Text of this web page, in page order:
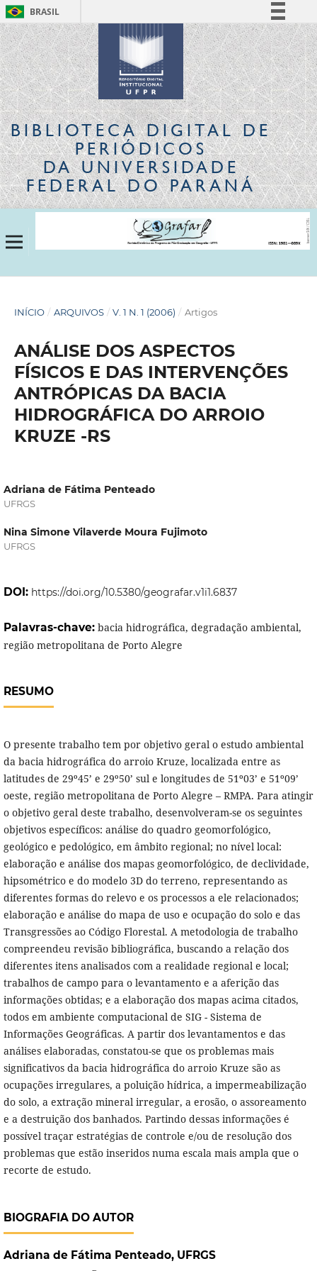
BRASIL
Simplifique!
Comunica BR
Participe
Acesso à informação
Legislação
Canais
BIBLIOTECA DIGITALDE
PERIÓDICOS
DA UNIVERSIDADE
FEDERAL DO PARANÁ
INÍCIO / ARQUIVOS / V. 1 N. 1 (2006) / Artigos
ANÁLISE DOS ASPECTOS
FÍSICOS E DAS INTERVENÇÕES
ANTRÓPICAS DA BACIA
HIDROGRÁFICA DO ARROIO
KRUZE -RS
Adriana de Fátima Penteado
UFRGS
Nina Simone Vilaverde Moura Fujimoto
UFRGS
DOI: https://doi.org/10.5380/geografar.v1i1.6837
Palavras-chave: bacia hidrográfica, degradação ambiental,
região metropolitana de Porto Alegre
RESUMO
O presente trabalho tem por objetivo geral o estudo ambiental
da bacia hidrográfica do arroio Kruze, localizada entre as
latitudes de 29º45’ e 29º50’ sul e longitudes de 51º03’ e 51º09’
oeste, região metropolitana de Porto Alegre – RMPA. Para atingir
o objetivo geral deste trabalho, desenvolveram-se os seguintes
objetivos específicos: análise do quadro geomorfológico,
geológico e pedológico, em âmbito regional; no nível local:
elaboração e análise dos mapas geomorfológico, de declividade,
hipsométrico e do modelo 3D do terreno, representando as
diferentes formas do relevo e os processos a ele relacionados;
elaboração e análise do mapa de uso e ocupação do solo e das
Transgressões ao Código Florestal. A metodologia de trabalho
compreendeu revisão bibliográfica, buscando a relação dos
diferentes itens analisados com a realidade regional e local;
trabalhos de campo para o levantamento e a aferição das
informações obtidas; e a elaboração dos mapas acima citados,
todos em ambiente computacional de SIG - Sistema de
Informações Geográficas. A partir dos levantamentos e das
análises elaboradas, constatou-se que os problemas mais
significativos da bacia hidrográfica do arroio Kruze são as
ocupações irregulares, a poluição hídrica, a impermeabilização
do solo, a extração mineral irregular, a erosão, o assoreamento
e a destruição dos banhados. Partindo dessas informações é
possível traçar estratégias de controle e/ou de resolução dos
problemas que estão inseridos numa escala mais ampla que o
recorte de estudo.
BIOGRAFIA DO AUTOR
Adriana de Fátima Penteado, UFRGS